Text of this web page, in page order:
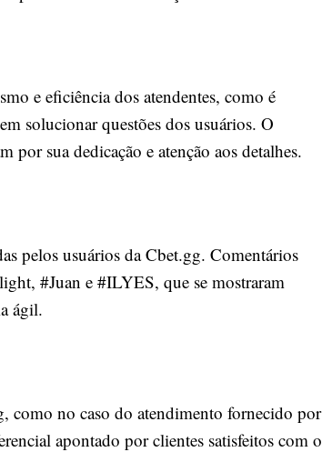
e eficiência dos atendentes, como é
solucionar questões dos usuários. O
sua dedicação e atenção aos detalhes.
pelos usuários da Cbet.gg. Comentários
#Juan e #ILYES, que se mostraram
ágil.
como no caso do atendimento fornecido por
apontado por clientes satisfeitos com o